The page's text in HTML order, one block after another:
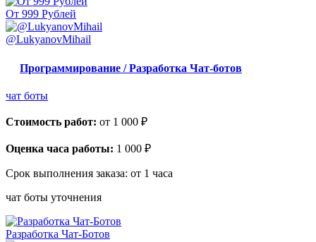
От 999 Рублей
@LukyanovMihail
Программирование / Разработка Чат-ботов
чат боты
Стоимость работ: от 1 000 ₽
Оценка часа работы: 1 000 ₽
Срок выполнения заказа: от 1 часа
чат боты уточнения
Разработка Чат-Ботов